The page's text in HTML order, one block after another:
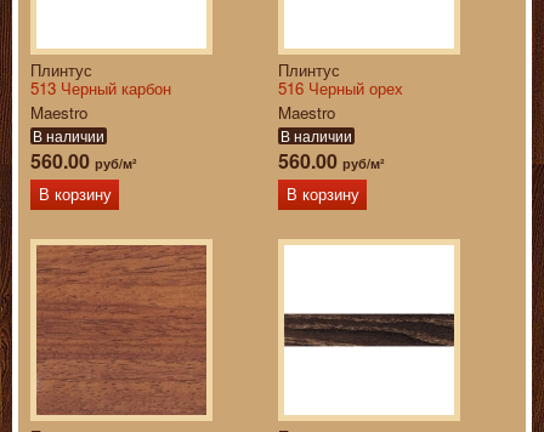
Плинтус
513 Черный карбон
Maestro
В наличии
560.00 руб/м²
В корзину
Плинтус
516 Черный орех
Maestro
В наличии
560.00 руб/м²
В корзину